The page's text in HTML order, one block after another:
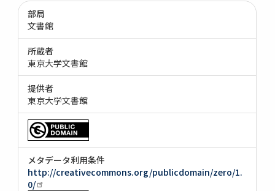
部局
文書館
所蔵者
東京大学文書館
提供者
東京大学文書館
メタデータ利用条件
http://creativecommons.org/publicdomain/zero/1.
0/